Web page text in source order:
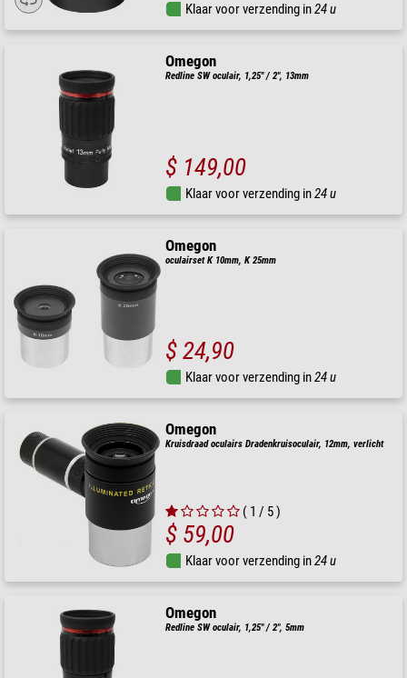
Klaar voor verzending in24 u
Omegon
Redline SW oculair, 1,25" / 2", 13mm
$ 149,00
Klaar voor verzending in24 u
Omegon
oculairset K 10mm, K 25mm
$ 24,90
Klaar voor verzending in24 u
Omegon
Kruisdraad oculairs Dradenkruisoculair, 12mm, verlicht
( 1 / 5 )
$ 59,00
Klaar voor verzending in24 u
Omegon
Redline SW oculair, 1,25" / 2", 5mm